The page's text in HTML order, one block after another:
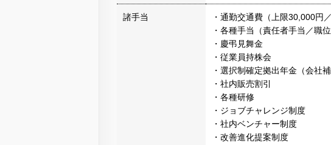
諸手当
・通勤交通費（上限30,000円／
・各種手当（責任者手当／職
・慶弔見舞金
・従業員持株会
・選択制確定拠出年金（会社
・社内販売割引
・各種研修
・ジョブチャレンジ制度
・社内ベンチャー制度
・改善進化提案制度